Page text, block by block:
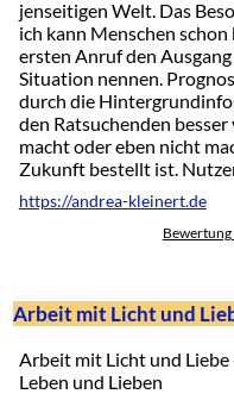
jenseitigen Welt. Das
ich kann Menschen schon
ersten Anruf den
Situation nennen.
durch die
den Ratsuchenden
macht oder eben nicht
Zukunft bestellt ist.
https://andrea-kleinert.de
Bewertung
Arbeit mit Licht und
Arbeit mit Licht und Liebe
Leben und Lieben